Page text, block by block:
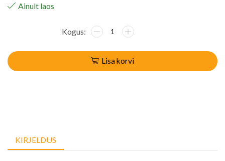
Ainult laos
Lisa korvi
KIRJELDUS